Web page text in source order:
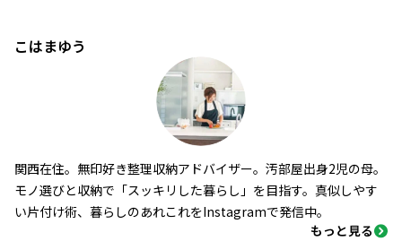
こはまゆう
関西在住。無印好き整理収納アドバイザー。汚部屋出身2児の母。
モノ選びと収納で「スッキリした暮らし」を目指す。真似しやす
い片付け術、暮らしのあれこれをInstagramで発信中。
もっと見る